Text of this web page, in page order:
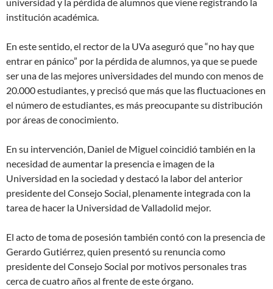
institución académica.
En este sentido, el rector de la UVa aseguró que “no hay que
entrar en pánico” por la pérdida de alumnos, ya que se puede
ser una de las mejores universidades del mundo con menos de
20.000 estudiantes, y precisó que más que las fluctuaciones en
el número de estudiantes, es más preocupante su distribución
por áreas de conocimiento.
En su intervención, Daniel de Miguel coincidió también en la
necesidad de aumentar la presencia e imagen de la
Universidad en la sociedad y destacó la labor del anterior
presidente del Consejo Social, plenamente integrada con la
tarea de hacer la Universidad de Valladolid mejor.
El acto de toma de posesión también contó con la presencia de
Gerardo Gutiérrez, quien presentó su renuncia como
presidente del Consejo Social por motivos personales tras
cerca de cuatro años al frente de este órgano.